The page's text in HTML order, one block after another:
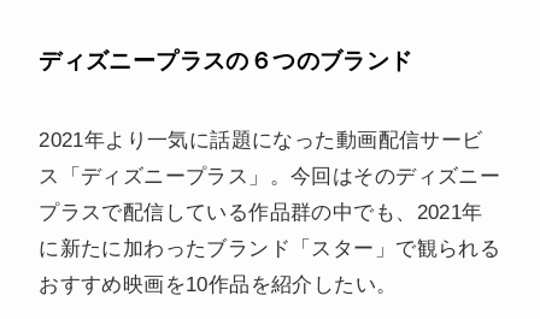
ディズニープラスの６つのブランド
2021年より一気に話題になった動画配信サービ
ス「ディズニープラス」。今回はそのディズニー
プラスで配信している作品群の中でも、2021年
に新たに加わったブランド「スター」で観られる
おすすめ映画を10作品を紹介したい。